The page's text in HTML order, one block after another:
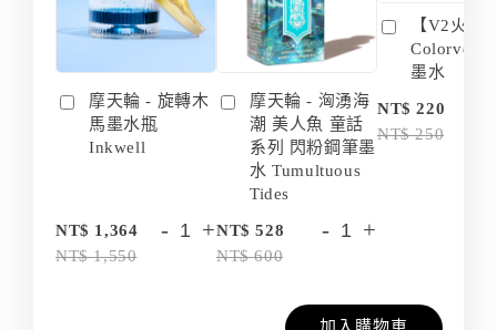
摩天輪 - 旋轉木
馬墨水瓶
Inkwell
NT$ 1,364
NT$ 1,550
- +
摩天輪 - 洶湧海
潮 美人魚 童話
系列 閃粉鋼筆墨
水 Tumultuous
Tides
NT$ 528
NT$ 600
- +
【V2火箭
Colorverse
墨水
NT$ 220
NT$ 250